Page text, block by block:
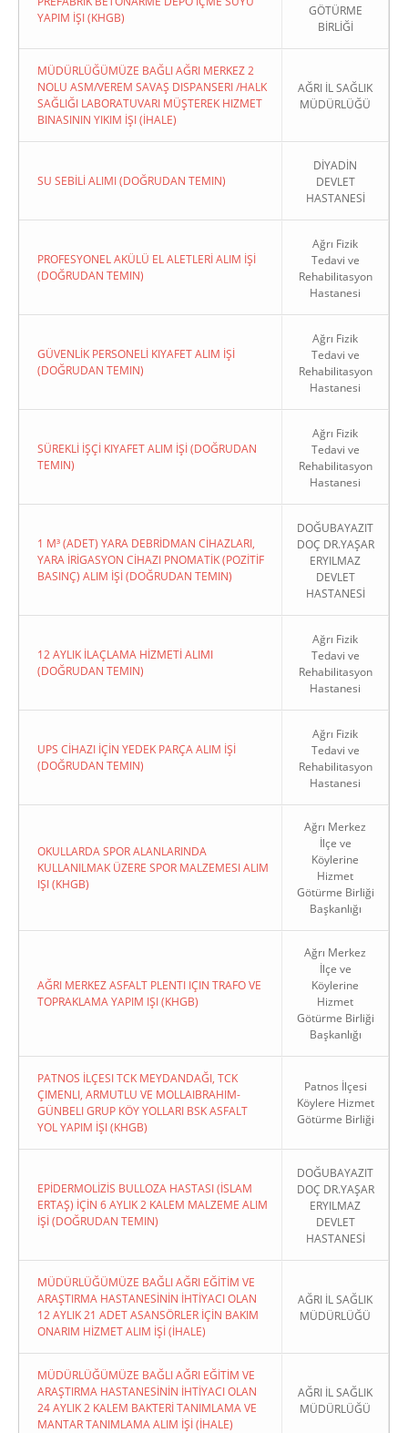
YAPIM İŞI (KHGB)
GÖTÜRME
BİRLİĞİ
MÜDÜRLÜĞÜMÜZE BAĞLI AĞRI MERKEZ 2
NOLU ASM/VEREM SAVAŞ DISPANSERI /HALK
SAĞLIĞI LABORATUVARI MÜŞTEREK HIZMET
BINASININ YIKIM İŞI (İHALE)
AĞRI İL SAĞLIK
MÜDÜRLÜĞÜ
SU SEBİLİ ALIMI (DOĞRUDAN TEMIN)
DİYADİN
DEVLET
HASTANESİ
PROFESYONEL AKÜLÜ EL ALETLERİ ALIM İŞİ
(DOĞRUDAN TEMIN)
Ağrı Fizik
Tedavi ve
Rehabilitasyon
Hastanesi
GÜVENLİK PERSONELİ KIYAFET ALIM İŞİ
(DOĞRUDAN TEMIN)
Ağrı Fizik
Tedavi ve
Rehabilitasyon
Hastanesi
SÜREKLİ İŞÇİ KIYAFET ALIM İŞİ (DOĞRUDAN
TEMIN)
Ağrı Fizik
Tedavi ve
Rehabilitasyon
Hastanesi
1 M³ (ADET) YARA DEBRİDMAN CİHAZLARI,
YARA İRİGASYON CİHAZI PNOMATİK (POZİTİF
BASINÇ) ALIM İŞİ (DOĞRUDAN TEMIN)
DOĞUBAYAZIT
DOÇ DR.YAŞAR
ERYILMAZ
DEVLET
HASTANESİ
12 AYLIK İLAÇLAMA HİZMETİ ALIMI
(DOĞRUDAN TEMIN)
Ağrı Fizik
Tedavi ve
Rehabilitasyon
Hastanesi
UPS CİHAZI İÇİN YEDEK PARÇA ALIM İŞİ
(DOĞRUDAN TEMIN)
Ağrı Fizik
Tedavi ve
Rehabilitasyon
Hastanesi
OKULLARDA SPOR ALANLARINDA
KULLANILMAK ÜZERE SPOR MALZEMESI ALIM
IŞI (KHGB)
Ağrı Merkez
İlçe ve
Köylerine
Hizmet
Götürme Birliği
Başkanlığı
AĞRI MERKEZ ASFALT PLENTI IÇIN TRAFO VE
TOPRAKLAMA YAPIM IŞI (KHGB)
Ağrı Merkez
İlçe ve
Köylerine
Hizmet
Götürme Birliği
Başkanlığı
PATNOS İLÇESI TCK MEYDANDAĞI, TCK
ÇIMENLI, ARMUTLU VE MOLLAIBRAHIM-
GÜNBELI GRUP KÖY YOLLARI BSK ASFALT
YOL YAPIM İŞI (KHGB)
Patnos İlçesi
Köylere Hizmet
Götürme Birliği
EPİDERMOLİZİS BULLOZA HASTASI (İSLAM
ERTAŞ) İÇİN 6 AYLIK 2 KALEM MALZEME ALIM
İŞİ (DOĞRUDAN TEMIN)
DOĞUBAYAZIT
DOÇ DR.YAŞAR
ERYILMAZ
DEVLET
HASTANESİ
MÜDÜRLÜĞÜMÜZE BAĞLI AĞRI EĞİTİM VE
ARAŞTIRMA HASTANESİNİN İHTİYACI OLAN
12 AYLIK 21 ADET ASANSÖRLER İÇİN BAKIM
ONARIM HİZMET ALIM İŞİ (İHALE)
AĞRI İL SAĞLIK
MÜDÜRLÜĞÜ
MÜDÜRLÜĞÜMÜZE BAĞLI AĞRI EĞİTİM VE
ARAŞTIRMA HASTANESİNİN İHTİYACI OLAN
24 AYLIK 2 KALEM BAKTERİ TANIMLAMA VE
MANTAR TANIMLAMA ALIM İŞİ (İHALE)
AĞRI İL SAĞLIK
MÜDÜRLÜĞÜ